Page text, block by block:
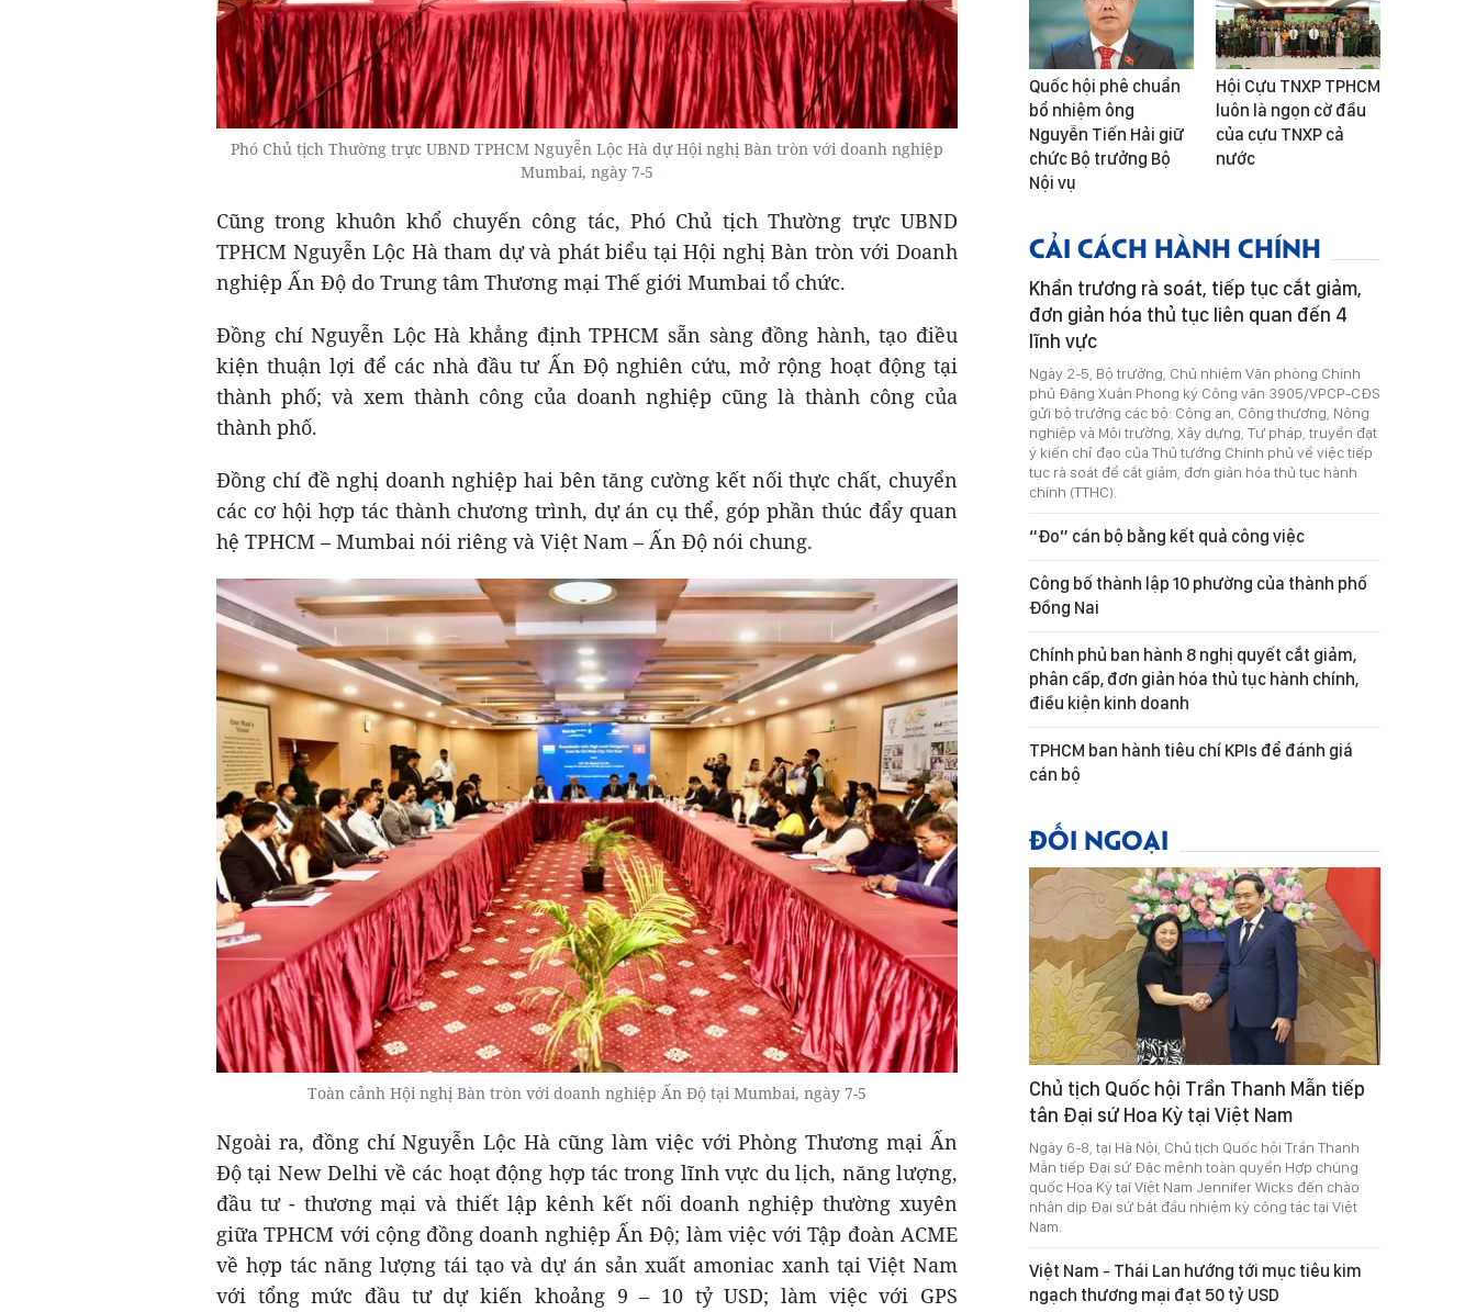
Phó Chủ tịch Thường trực UBND TPHCM Nguyễn Lộc Hà dự Hội nghị Bàn tròn với doanh nghiệp
Mumbai, ngày 7-5
Cũng trong khuôn khổ chuyến công tác, Phó Chủ tịch Thường trực UBND
TPHCM Nguyễn Lộc Hà tham dự và phát biểu tại Hội nghị Bàn tròn với Doanh
nghiệp Ấn Độ do Trung tâm Thương mại Thế giới Mumbai tổ chức.
Đồng chí Nguyễn Lộc Hà khẳng định TPHCM sẵn sàng đồng hành, tạo điều
kiện thuận lợi để các nhà đầu tư Ấn Độ nghiên cứu, mở rộng hoạt động tại
thành phố; và xem thành công của doanh nghiệp cũng là thành công của
thành phố.
Đồng chí đề nghị doanh nghiệp hai bên tăng cường kết nối thực chất, chuyển
các cơ hội hợp tác thành chương trình, dự án cụ thể, góp phần thúc đẩy quan
hệ TPHCM – Mumbai nói riêng và Việt Nam – Ấn Độ nói chung.
Toàn cảnh Hội nghị Bàn tròn với doanh nghiệp Ấn Độ tại Mumbai, ngày 7-5
Ngoài ra, đồng chí Nguyễn Lộc Hà cũng làm việc với Phòng Thương mại Ấn
Độ tại New Delhi về các hoạt động hợp tác trong lĩnh vực du lịch, năng lượng,
đầu tư - thương mại và thiết lập kênh kết nối doanh nghiệp thường xuyên
giữa TPHCM với cộng đồng doanh nghiệp Ấn Độ; làm việc với Tập đoàn ACME
về hợp tác năng lượng tái tạo và dự án sản xuất amoniac xanh tại Việt Nam
với tổng mức đầu tư dự kiến khoảng 9 – 10 tỷ USD; làm việc với GPS
Quốc hội phê chuẩn
bổ nhiệm ông
Nguyễn Tiến Hải giữ
chức Bộ trưởng Bộ
Nội vụ
Hội Cựu TNXP TPHCM
luôn là ngọn cờ đầu
của cựu TNXP cả
nước
CẢI CÁCH HÀNH CHÍNH
Khẩn trương rà soát, tiếp tục cắt giảm,
đơn giản hóa thủ tục liên quan đến 4
lĩnh vực
Ngày 2-5, Bộ trưởng, Chủ nhiệm Văn phòng Chính
phủ Đặng Xuân Phong ký Công văn 3905/VPCP-CĐS
gửi bộ trưởng các bộ: Công an, Công thương, Nông
nghiệp và Môi trường, Xây dựng, Tư pháp, truyền đạt
ý kiến chỉ đạo của Thủ tướng Chính phủ về việc tiếp
tục rà soát để cắt giảm, đơn giản hóa thủ tục hành
chính (TTHC).
“Đo” cán bộ bằng kết quả công việc
Công bố thành lập 10 phường của thành phố
Đồng Nai
Chính phủ ban hành 8 nghị quyết cắt giảm,
phân cấp, đơn giản hóa thủ tục hành chính,
điều kiện kinh doanh
TPHCM ban hành tiêu chí KPIs để đánh giá
cán bộ
ĐỐI NGOẠI
Chủ tịch Quốc hội Trần Thanh Mẫn tiếp
tân Đại sứ Hoa Kỳ tại Việt Nam
Ngày 6-8, tại Hà Nội, Chủ tịch Quốc hội Trần Thanh
Mẫn tiếp Đại sứ Đặc mệnh toàn quyền Hợp chúng
quốc Hoa Kỳ tại Việt Nam Jennifer Wicks đến chào
nhân dịp Đại sứ bắt đầu nhiệm kỳ công tác tại Việt
Nam.
Việt Nam - Thái Lan hướng tới mục tiêu kim
ngạch thương mại đạt 50 tỷ USD